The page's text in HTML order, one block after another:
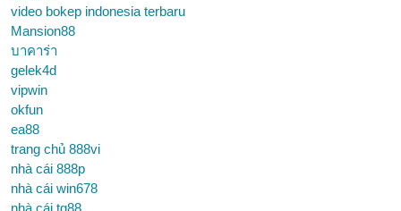
video bokep indonesia terbaru
Mansion88
บาคาร่า
gelek4d
vipwin
okfun
ea88
trang chủ 888vi
nhà cái 888p
nhà cái win678
nhà cái tg88